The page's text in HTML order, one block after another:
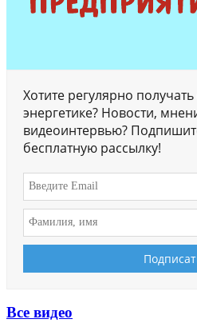
Хотите регулярно
энергетике? Новости,
видеоинтервью?
бесплатную рассылку!
Все видео